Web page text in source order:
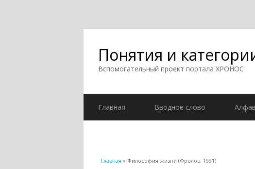
Понятия и
Вспомогательный проект портала ХРОНОС
Главная Вводное слово
Вы здесь
Главная » Философия жизни (Фролов, 1991)